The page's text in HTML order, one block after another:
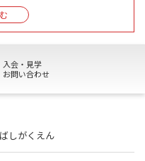
すが、
申し上げます。
、「WEB入会はせず」ご予約
ますのでご注意ください。
方はWEB入会をいただくとス
入会・見学
お問い合わせ
しがくえん